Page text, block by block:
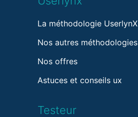
La méthodologie UserlynX
Nos autres méthodologies
Nos offres
Astuces et conseils ux
Testeur